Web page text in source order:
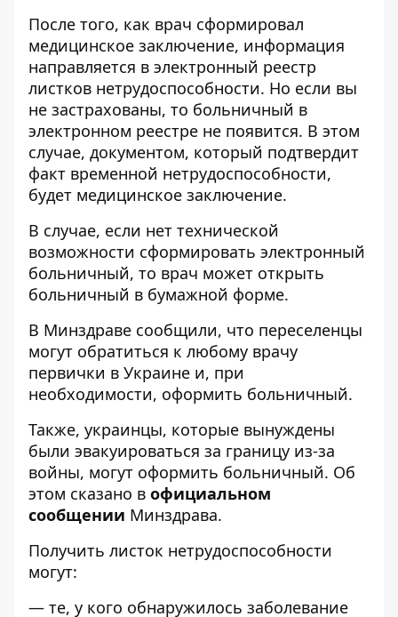
После того, как врач сформировал
медицинское заключение, информация
направляется в электронный реестр
листков нетрудоспособности. Но если вы
не застрахованы, то больничный в
электронном реестре не появится. В этом
случае, документом, который подтвердит
факт временной нетрудоспособности,
будет медицинское заключение.
В случае, если нет технической
возможности сформировать электронный
больничный, то врач может открыть
больничный в бумажной форме.
В Минздраве сообщили, что переселенцы
могут обратиться к любому врачу
первички в Украине и, при
необходимости, оформить больничный.
Также, украинцы, которые вынуждены
были эвакуироваться за границу из-за
войны, могут оформить больничный. Об
этом сказано в официальном
сообщении Минздрава.
Получить листок нетрудоспособности
могут:
— те, у кого обнаружилось заболевание